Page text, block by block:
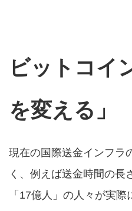
ビットコイ
を変える」
現在の国際送金インフラ
く、例えば送金時間の長
「17億人」の人々が実